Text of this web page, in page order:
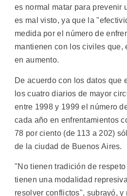
es normal matar para prevenir
es mal visto, ya que la
medida por el número de
mantienen con los civiles que,
en aumento.
De acuerdo con los datos que
los cuatro diarios de mayor
entre 1998 y 1999 el número
cada año en enfrentamientos
78 por ciento (de 113 a 202)
de la ciudad de Buenos Aires.
"No tienen tradición de
tienen una modalidad
resolver conflictos", subrayó, y